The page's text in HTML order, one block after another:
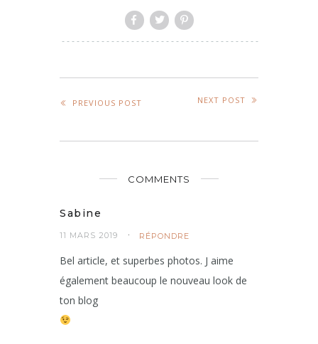
PREVIOUS POST NEXT POST
COMMENTS
Sabine
11 MARS 2019 RÉPONDRE
Bel article, et superbes photos. J aime
également beaucoup le nouveau look de
ton blog